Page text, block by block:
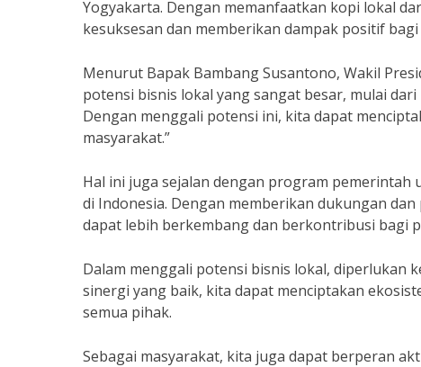
Yogyakarta. Dengan memanfaatkan kopi lokal
kesuksesan dan memberikan dampak positif
Menurut Bapak Bambang Susantono, Wakil
potensi bisnis lokal yang sangat besar, mulai
Dengan menggali potensi ini, kita dapat
masyarakat.”
Hal ini juga sejalan dengan program pemerintah
di Indonesia. Dengan memberikan dukungan
dapat lebih berkembang dan berkontribusi bagi
Dalam menggali potensi bisnis lokal, diperlukan
sinergi yang baik, kita dapat menciptakan
semua pihak.
Sebagai masyarakat, kita juga dapat berperan